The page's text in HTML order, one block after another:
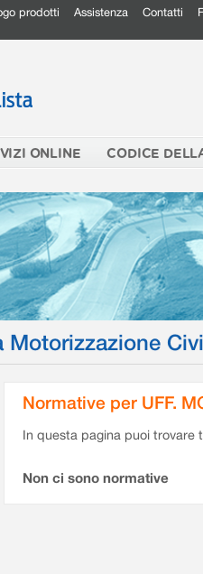
prodotti Assistenza Contatti
ONLINE CODICE
Motorizzazione
Normative per UFF.
In questa pagina puoi
Non ci sono normative